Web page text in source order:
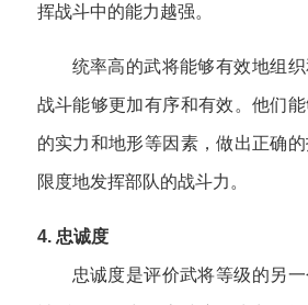
挥战斗中的能力越强。
统率高的武将能够有效地组
战斗能够更加有序和有效。他们
的实力和地形等因素，做出正确
限度地发挥部队的战斗力。
4. 忠诚度
忠诚度是评价武将等级的另